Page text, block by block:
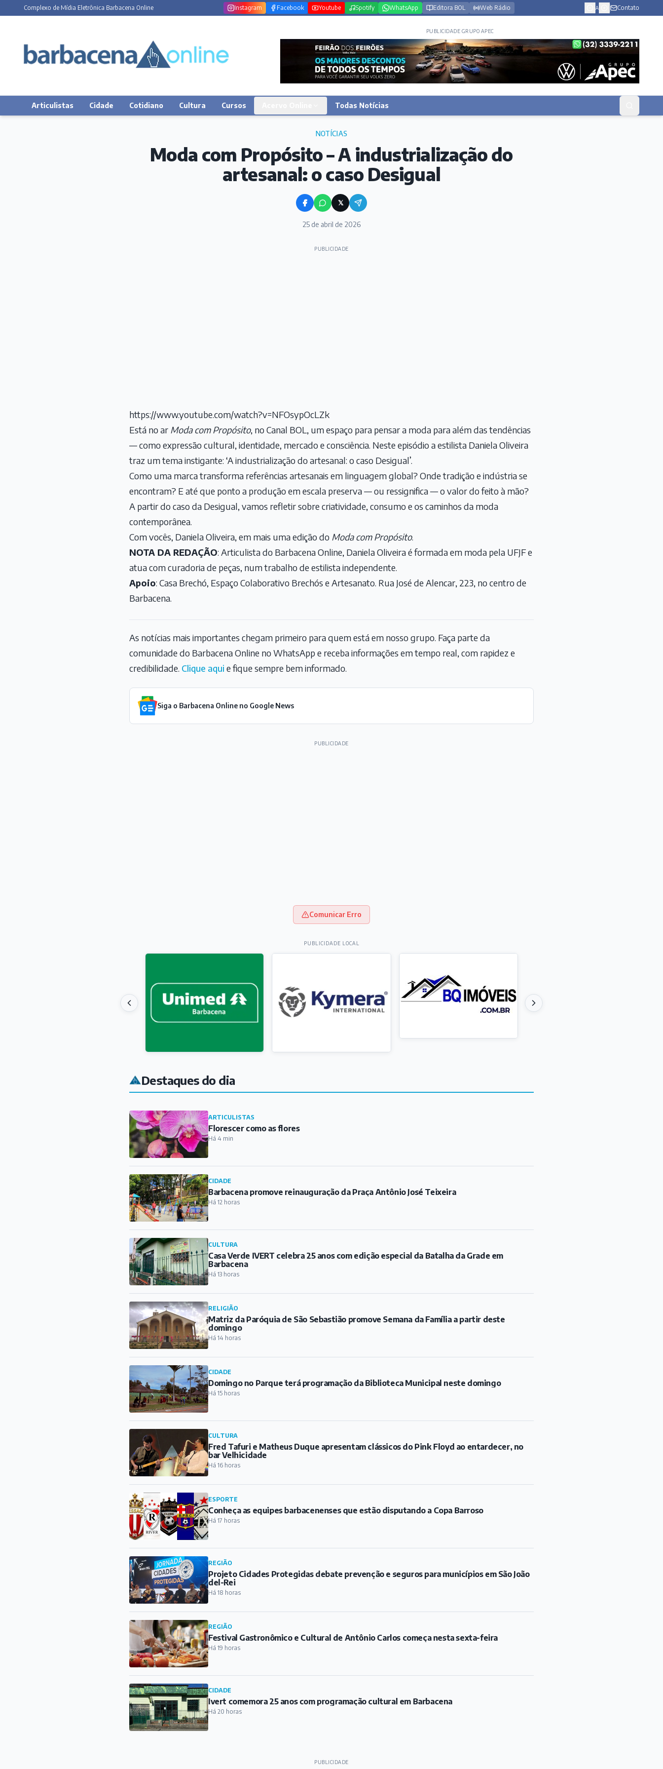
Complexo de Mídia Eletrônica Barbacena Online Instagram Facebook Youtube Spotify WhatsApp Editora BOL Web Rádio A Contato
PUBLICIDADE GRUPO APEC
Articulistas Cidade Cotidiano Cultura Cursos Todas Notícias
NOTÍCIAS
Moda com Propósito – A industrialização do
artesanal: o caso Desigual
𝕏
25 de abril de 2026
PUBLICIDADE
https://www.youtube.com/watch?v=NFOsypOcLZk
Está no ar Moda com Propósito, no Canal BOL, um espaço para pensar a moda para além das tendências
— como expressão cultural, identidade, mercado e consciência. Neste episódio a estilista Daniela Oliveira
traz um tema instigante: ‘A industrialização do artesanal: o caso Desigual’.
Como uma marca transforma referências artesanais em linguagem global? Onde tradição e indústria se
encontram? E até que ponto a produção em escala preserva — ou ressignifica — o valor do feito à mão?
A partir do caso da Desigual, vamos refletir sobre criatividade, consumo e os caminhos da moda
contemporânea.
Com vocês, Daniela Oliveira, em mais uma edição do Moda com Propósito.
NOTA DA REDAÇÃO: Articulista do Barbacena Online, Daniela Oliveira é formada em moda pela UFJF e
atua com curadoria de peças, num trabalho de estilista independente.
Apoio: Casa Brechó, Espaço Colaborativo Brechós e Artesanato. Rua José de Alencar, 223, no centro de
Barbacena.
As notícias mais importantes chegam primeiro para quem está em nosso grupo. Faça parte da
comunidade do Barbacena Online no WhatsApp e receba informações em tempo real, com rapidez e
credibilidade. Clique aqui e fique sempre bem informado.
Siga o Barbacena Online no Google News
PUBLICIDADE
Comunicar Erro
PUBLICIDADE LOCAL
Destaques do dia
ARTICULISTAS
Florescer como as flores
Há 4 min
CIDADE
Barbacena promove reinauguração da Praça Antônio José Teixeira
Há 12 horas
CULTURA
Casa Verde IVERT celebra 25 anos com edição especial da Batalha da Grade em
Barbacena
Há 13 horas
RELIGIÃO
Matriz da Paróquia de São Sebastião promove Semana da Família a partir deste
domingo
Há 14 horas
CIDADE
Domingo no Parque terá programação da Biblioteca Municipal neste domingo
Há 15 horas
CULTURA
Fred Tafuri e Matheus Duque apresentam clássicos do Pink Floyd ao entardecer, no
bar Velhicidade
Há 16 horas
ESPORTE
Conheça as equipes barbacenenses que estão disputando a Copa Barroso
Há 17 horas
REGIÃO
Projeto Cidades Protegidas debate prevenção e seguros para municípios em São João
del-Rei
Há 18 horas
REGIÃO
Festival Gastronômico e Cultural de Antônio Carlos começa nesta sexta-feira
Há 19 horas
CIDADE
Ivert comemora 25 anos com programação cultural em Barbacena
Há 20 horas
PUBLICIDADE